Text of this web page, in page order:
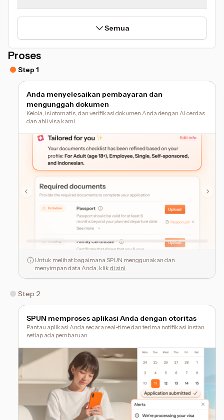
Semua
Proses
Step 1
Anda menyelesaikan pembayaran dan
mengunggah dokumen
Kelola, isi otomatis, dan verifikasi dokumen Anda dengan AI cerdas
dan ahli visa kami.
Untuk melihat bagaimana SPUN menggunakan dan
menyimpan data Anda, klik di sini.
Step 2
SPUN memproses aplikasi Anda dengan otoritas
Pantau aplikasi Anda secara real-time dan terima notifikasi instan
setiap ada pembaruan.